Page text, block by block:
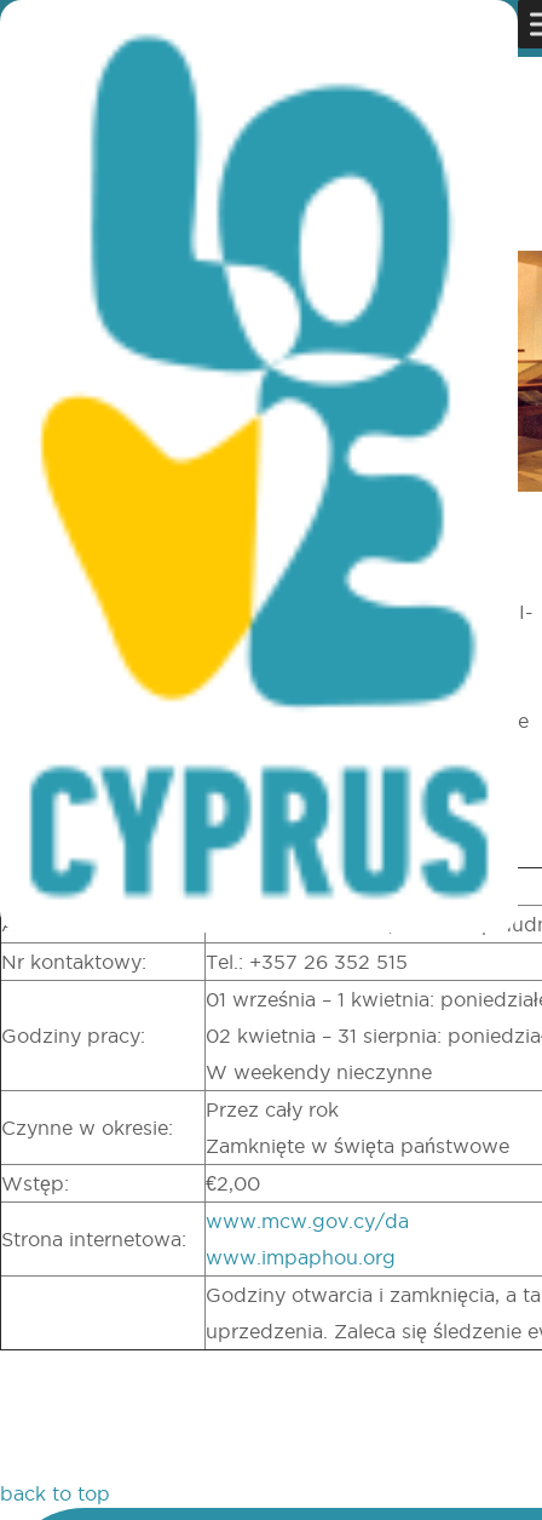
Discover Cyprus Rural
Muzea i
Byzantine Museum of Arsinoe
Byzantine Museum of Arsinoe
Położone w Kościele Biskupim w malowniczej wiosce
Peristerona, Muzeum Bizantyjskie w Arsinoe posiada
jedną z największych kolekcji ikon pochodzących z XIII-
XIX wieku. Eksponowane są również rzeźbione w
drewnie artefakty związane z ceremonialnymi
potrzebami kościoła; lokalne i importowane artefakty ze
szaty kapłańskie i szaty biskupie) oraz rzadkie książki i
manuskrypty.
Region:
Pafos (Pafos)
Adres:
Wioska Peristerona, 9 km na
Nr kontaktowy:
Tel.: +357 26 352 515
Godziny pracy:
01 września – 1 kwietnia:
02 kwietnia – 31 sierpnia:
W weekendy nieczynne
Czynne w okresie:
Przez cały rok
Zamknięte w święta państwowe
Wstęp:
€2,00
Strona internetowa:
www.mcw.gov.cy/da
www.impaphou.org
Godziny otwarcia i zamknięcia, a
uprzedzenia. Zaleca się śledzenie
back to top